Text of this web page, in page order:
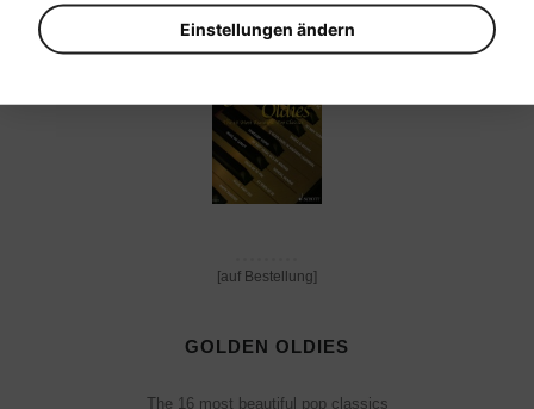
Einstellungen ändern
[auf Bestellung]
GOLDEN OLDIES
The 16 most beautiful pop classics